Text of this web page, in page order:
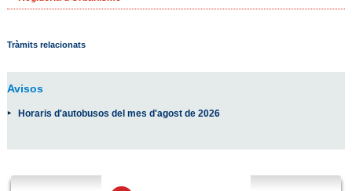
Tràmits relacionats
Avisos
Horaris d'autobusos del mes d'agost de 2026